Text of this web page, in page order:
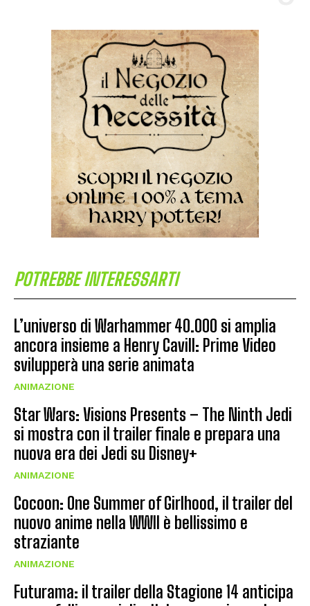
POTREBBE INTERESSARTI
L’universo di Warhammer 40.000 si amplia
ancora insieme a Henry Cavill: Prime Video
svilupperà una serie animata
ANIMAZIONE
Star Wars: Visions Presents – The Ninth Jedi
si mostra con il trailer finale e prepara una
nuova era dei Jedi su Disney+
ANIMAZIONE
Cocoon: One Summer of Girlhood, il trailer del
nuovo anime nella WWII è bellissimo e
straziante
ANIMAZIONE
Futurama: il trailer della Stagione 14 anticipa